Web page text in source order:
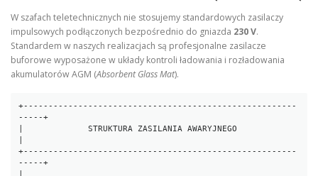
W szafach teletechnicznych nie stosujemy standardowych zasilaczy
impulsowych podłączonych bezpośrednio do gniazda 230 V.
Standardem w naszych realizacjach są profesjonalne zasilacze
buforowe wyposażone w układy kontroli ładowania i rozładowania
akumulatorów AGM (Absorbent Glass Mat).
+-------------------------------------------------------
-----+
|             STRUKTURA ZASILANIA AWARYJNEGO
+-------------------------------------------------------
-----+